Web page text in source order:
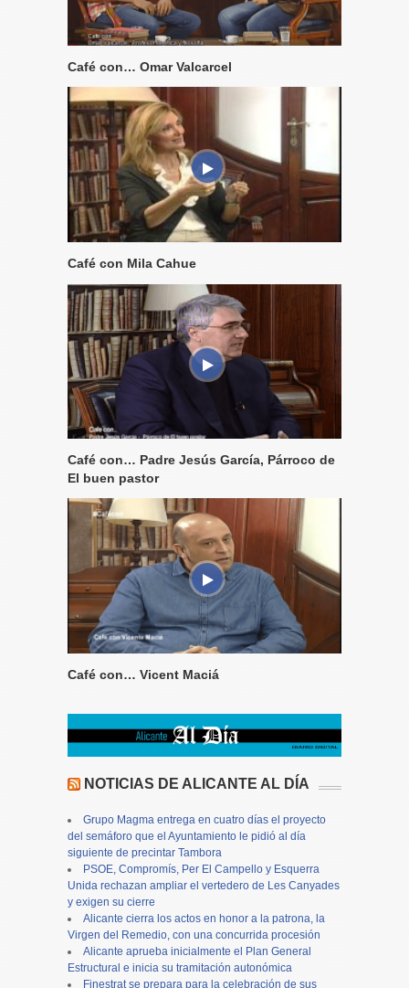
Café con… Omar Valcarcel
Café con Mila Cahue
Café con… Padre Jesús García, Párroco de
El buen pastor
Café con… Vicent Maciá
NOTICIAS DE ALICANTE AL DÍA
Grupo Magma entrega en cuatro días el proyecto
del semáforo que el Ayuntamiento le pidió al día
siguiente de precintar Tambora
PSOE, Compromís, Per El Campello y Esquerra
Unida rechazan ampliar el vertedero de Les Canyades
y exigen su cierre
Alicante cierra los actos en honor a la patrona, la
Virgen del Remedio, con una concurrida procesión
Alicante aprueba inicialmente el Plan General
Estructural e inicia su tramitación autonómica
Finestrat se prepara para la celebración de sus